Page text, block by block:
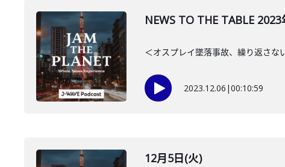
NEWS TO THE TABLE
＜オスプレイ墜落事故、繰り返さな
2023.12.06 |00:10:59
12月5日(火)